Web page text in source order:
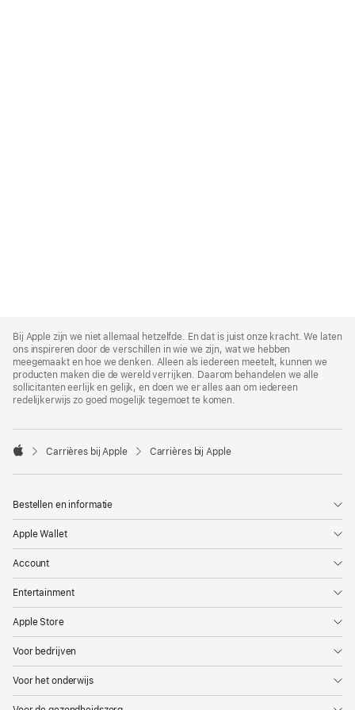
Footer
Bij Apple zijn we niet allemaal hetzelfde. En dat is juist onze kracht. We laten
ons inspireren door de verschillen in wie we zijn, wat we hebben
meegemaakt en hoe we denken. Alleen als iedereen meetelt, kunnen we
producten maken die de wereld verrijken. Daarom behandelen we alle
sollicitanten eerlijk en gelijk, en doen we er alles aan om iedereen
redelijkerwijs zo goed mogelijk tegemoet te komen.

Carrières bij Apple Carrières bij Apple
Bestellen en informatie
Apple Wallet
Account
Entertainment
Apple Store
Voor bedrijven
Voor het onderwijs